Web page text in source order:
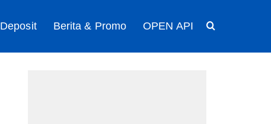
Deposit Berita & Promo OPEN API